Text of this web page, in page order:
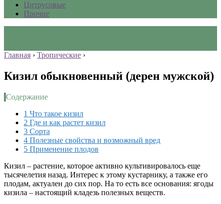
Цитрусовые
Прочие
Главная › Тропические ›
Кизил обыкновенный (дерен мужской)
Содержание
1 Что такое кизил
2 Где и как растет кизил
3 Сорта
4 Полезные свойства и возможный вред
5 Применение плодов
Кизил – растение, которое активно культивировалось еще
тысячелетия назад. Интерес к этому кустарнику, а также его
плодам, актуален до сих пор. На то есть все основания: ягоды
кизила – настоящий кладезь полезных веществ.